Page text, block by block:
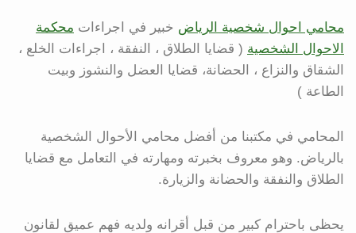
محامي احوال شخصية الرياض خبير في اجراءات محكمة
الاحوال الشخصية ( قضايا الطلاق ، النفقة ، اجراءات الخلع ،
الشقاق والنزاع ، الحضانة، قضايا العضل والنشوز وبيت
الطاعة )
المحامي في مكتبنا من أفضل محامي الأحوال الشخصية
بالرياض. وهو معروف بخبرته ومهارته في التعامل مع قضايا
الطلاق والنفقة والحضانة والزيارة.
يحظى باحترام كبير من قبل أقرانه ولديه فهم عميق لقانون